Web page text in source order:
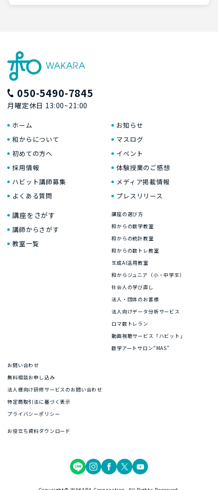
050-5490-7845
月曜定休日 13:00~21:00
ホーム
和からについて
初めての方へ
採用情報
ハビット講師募集
よくある質問
お知らせ
マスログ
イベント
体験授業のご感想
メディア掲載情報
プレスリリース
講座をさがす
講師からさがす
教室一覧
講座の選び方
和からの数学教室
和からの統計教室
和からの数トレ教室
生成AI活用教室
和からジュニア（小・中学生）
社会人の学び直し
法人・団体のお客様
法人向けデータ分析サービス
ロマ数トレラン
動画視聴サービス「ハビット」
数学アートサロン“MAS”
お問い合わせ
無料相談お申し込み
法人様向け研修サービスのお問い合わせ
特定商取引法に基づく表示
プライバシーポリシー
お役立ち資料ダウンロード